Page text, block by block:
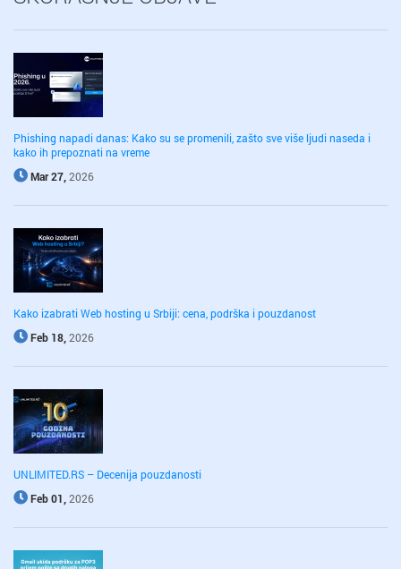
Phishing napadi danas: Kako su se promenili, zašto sve više ljudi naseda i
kako ih prepoznati na vreme
Mar 27, 2026
Kako izabrati Web hosting u Srbiji: cena, podrška i pouzdanost
Feb 18, 2026
UNLIMITED.RS – Decenija pouzdanosti
Feb 01, 2026